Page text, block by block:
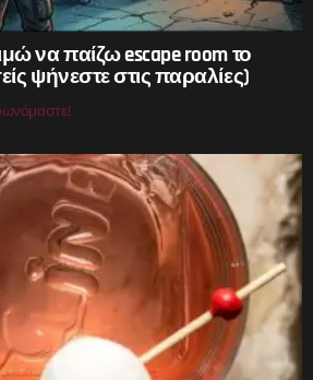
να παίζω escape room το
ψήνεστε στις παραλίες)